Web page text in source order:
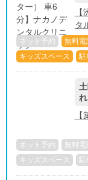
タ
ネット予約 無料電
キッズスペース
駐
ネット予約 無料電
キッズスペース
駐